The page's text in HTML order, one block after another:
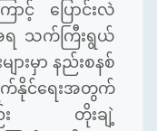
ာင့်
ပြောင်းလဲ
ရ သက်ကြီးရွယ်
ားမှာ နည်းစနစ်
က်နိုင်ရေးအတွက်
တိုးချဲ့